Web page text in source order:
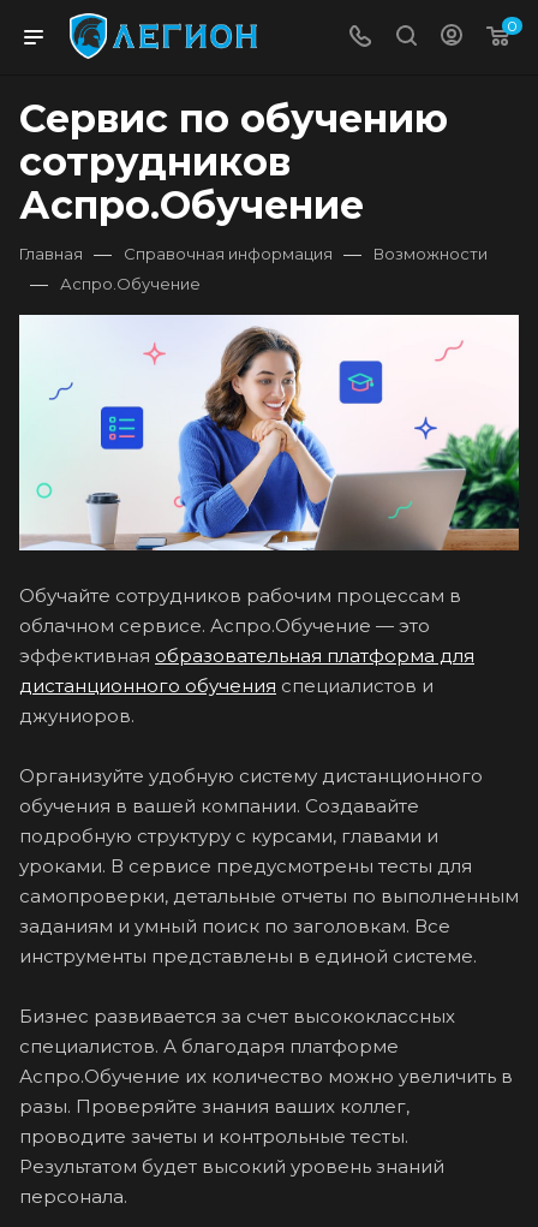
0
Сервис по обучению
сотрудников
Аспро.Обучение
Главная — Справочная информация — Возможности
— Аспро.Обучение
Обучайте сотрудников рабочим процессам в
облачном сервисе. Аспро.Обучение — это
эффективная образовательная платформа для
дистанционного обучения специалистов и
джуниоров.
Организуйте удобную систему дистанционного
обучения в вашей компании. Создавайте
подробную структуру с курсами, главами и
уроками. В сервисе предусмотрены тесты для
самопроверки, детальные отчеты по выполненным
заданиям и умный поиск по заголовкам. Все
инструменты представлены в единой системе.
Бизнес развивается за счет высококлассных
специалистов. А благодаря платформе
Аспро.Обучение их количество можно увеличить в
разы. Проверяйте знания ваших коллег,
проводите зачеты и контрольные тесты.
Результатом будет высокий уровень знаний
персонала.